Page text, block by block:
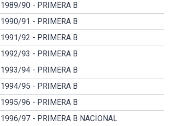
1989/90 - PRIMERA B
1990/91 - PRIMERA B
1991/92 - PRIMERA B
1992/93 - PRIMERA B
1993/94 - PRIMERA B
1994/95 - PRIMERA B
1995/96 - PRIMERA B
1996/97 - PRIMERA B NACIONAL